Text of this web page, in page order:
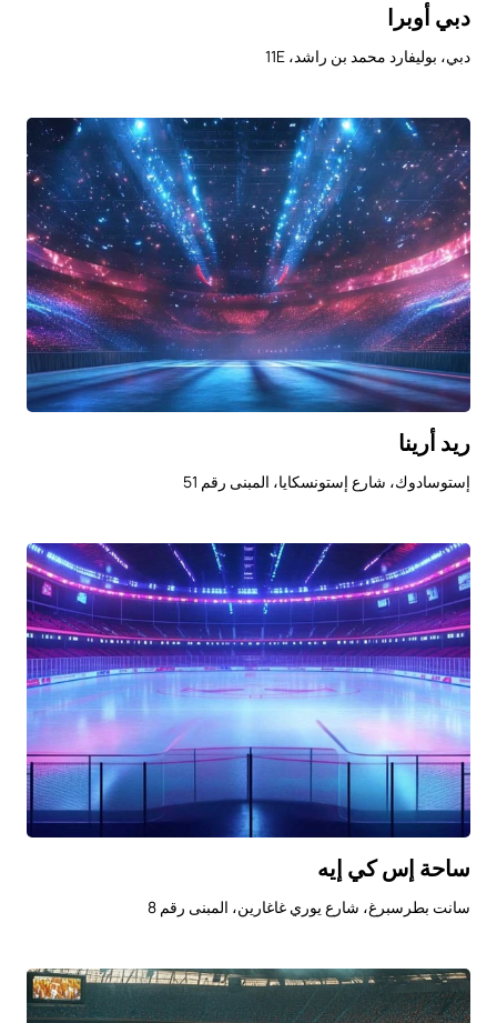
دبي أوبرا
دبي، بوليفارد محمد بن راشد، 11E
ريد أرينا
إستوسادوك، شارع إستونسكايا، المبنى رقم 51
ساحة إس كي إيه
سانت بطرسبرغ، شارع يوري غاغارين، المبنى رقم 8